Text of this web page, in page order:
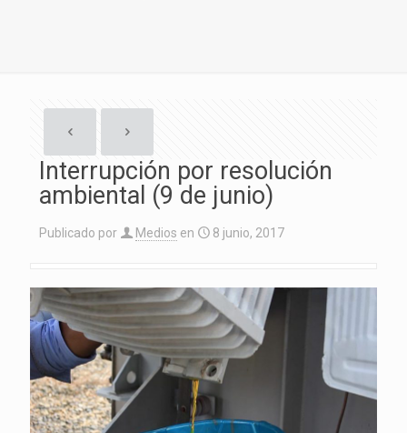
Interrupción por resolución
ambiental (9 de junio)
Publicado por Medios en 8 junio, 2017